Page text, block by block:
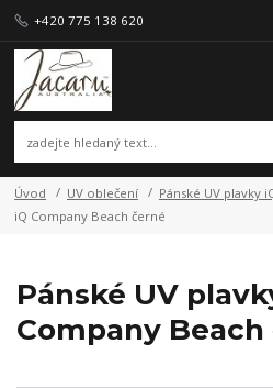
+420 775 138 620
Úvod UV oblečení Pánské UV plavky
iQ Company Beach černé
Pánské UV
Company